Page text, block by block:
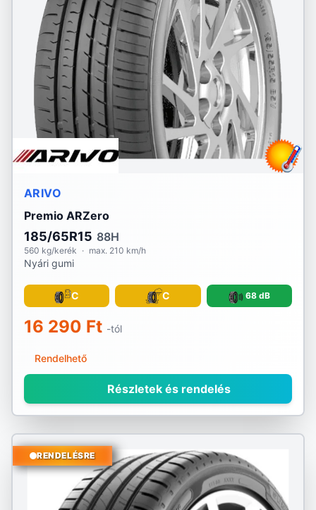
ARIVO
Premio ARZero
185/65R15 88H
560 kg/kerék · max. 210 km/h
Nyári gumi
C C 68 dB
16 290 Ft -tól
Rendelhető
Részletek és rendelés
RENDELÉSRE